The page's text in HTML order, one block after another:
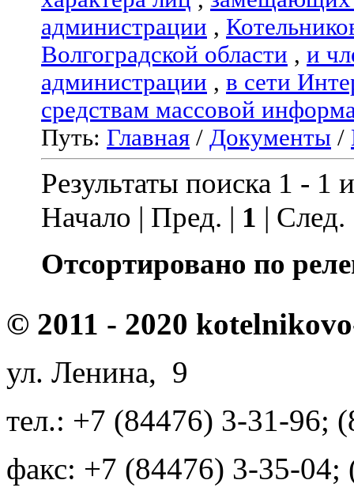
администрации ,
Волгоградской области , и
администрации , в сети
средствам массовой
Путь: Главная / Документы /
Результаты поиска 1 - 1
Начало | Пред. | 1 |
Отсортировано по
© 2011 - 2020
ул. Ленина, 9
тел.: +7 (84476) 3-31-96;
факс: +7 (84476) 3-35-04;